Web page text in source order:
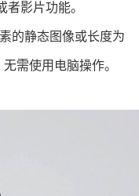
影片功能。
的静态图像或长度为
需使用电脑操作。